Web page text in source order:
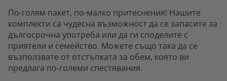
По-голям пакет, по-малко притеснения! Нашите
комплекти са чудесна възможност да се запасите за
дългосрочна употреба или да ги споделите с
приятели и семейство. Можете също така да се
възползвате от отстъпката за обем, която ви
предлага по-големи спестявания.